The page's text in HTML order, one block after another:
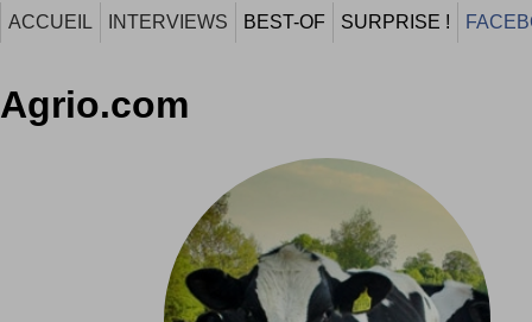
ACCUEIL INTERVIEWS BEST-OF SURPRISE !
Agrio.com